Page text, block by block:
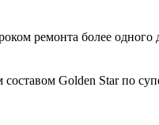
ремонта более одного
Golden Star по